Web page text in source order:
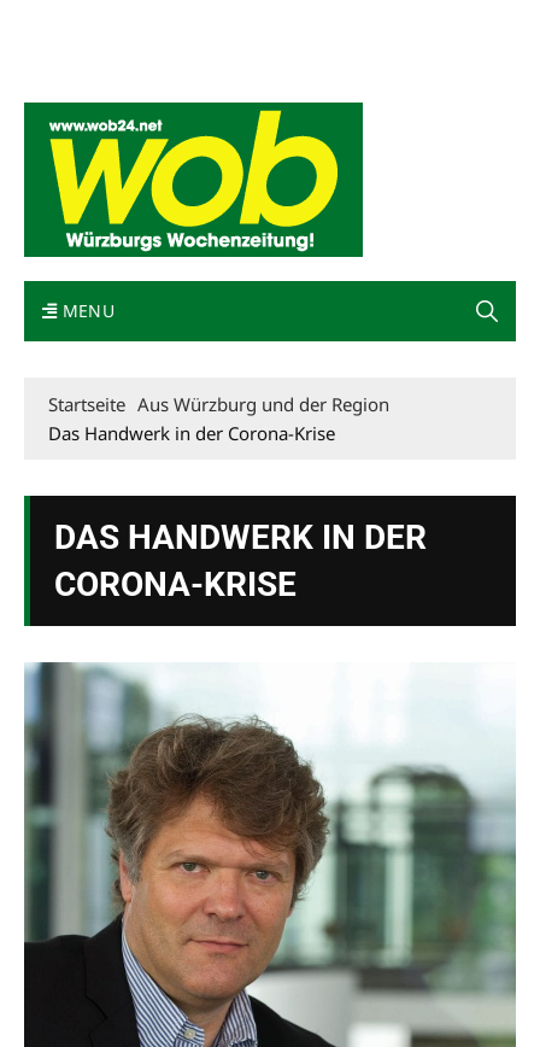
MENU
Startseite Aus Würzburg und der Region
Das Handwerk in der Corona-Krise
DAS HANDWERK IN DER
CORONA-KRISE